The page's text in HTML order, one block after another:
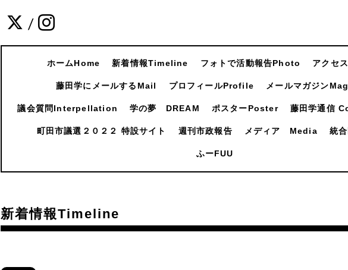
/
ホームHome 新着情報Timeline フォトで活動報告Photo アクセ
藤田学にメールするMail プロフィールProfile メールマガジン
議会質問Interpellation 学の夢 DREAM ポスターPoster 藤田学通信
町田市議選２０２２ 特設サイト 週刊市政報告 メディア Media 統
ふーFUU
新着情報Timeline